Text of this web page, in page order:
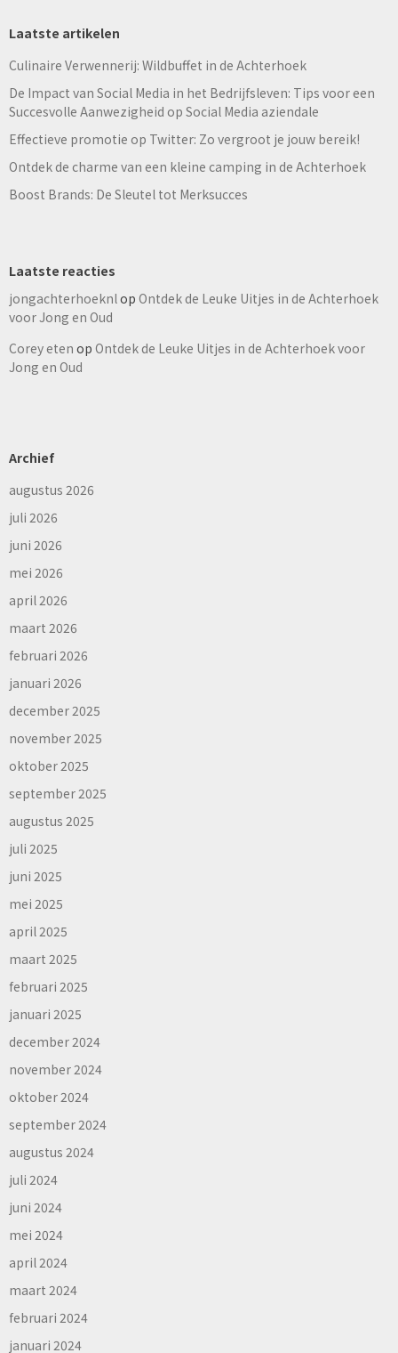
Laatste artikelen
Culinaire Verwennerij: Wildbuffet in de Achterhoek
De Impact van Social Media in het Bedrijfsleven: Tips voor een
Succesvolle Aanwezigheid op Social Media aziendale
Effectieve promotie op Twitter: Zo vergroot je jouw bereik!
Ontdek de charme van een kleine camping in de Achterhoek
Boost Brands: De Sleutel tot Merksucces
Laatste reacties
jongachterhoeknl op Ontdek de Leuke Uitjes in de Achterhoek
voor Jong en Oud
Corey eten op Ontdek de Leuke Uitjes in de Achterhoek voor
Jong en Oud
Archief
augustus 2026
juli 2026
juni 2026
mei 2026
april 2026
maart 2026
februari 2026
januari 2026
december 2025
november 2025
oktober 2025
september 2025
augustus 2025
juli 2025
juni 2025
mei 2025
april 2025
maart 2025
februari 2025
januari 2025
december 2024
november 2024
oktober 2024
september 2024
augustus 2024
juli 2024
juni 2024
mei 2024
april 2024
maart 2024
februari 2024
januari 2024